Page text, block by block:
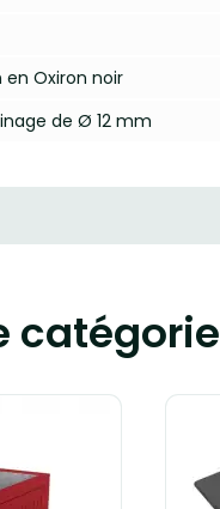
Oxiron noir
de Ø 12 mm
catégorie